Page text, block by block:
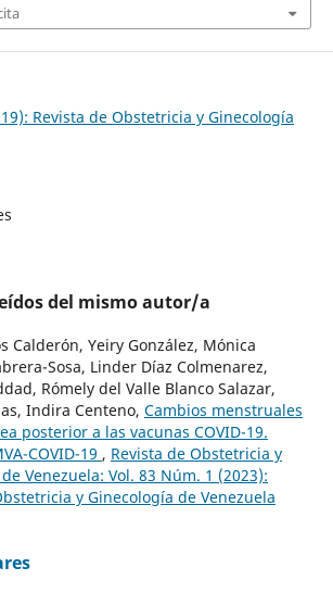
Revista de Obstetricia y Ginecología
del mismo autor/a
Calderón, Yeiry González, Mónica
Sosa, Linder Díaz Colmenarez,
Rómely del Valle Blanco Salazar,
Indira Centeno, Cambios menstruales
posterior a las vacunas COVID-19.
COVID-19 , Revista de Obstetricia y
Venezuela: Vol. 83 Núm. 1 (2023):
y Ginecología de Venezuela